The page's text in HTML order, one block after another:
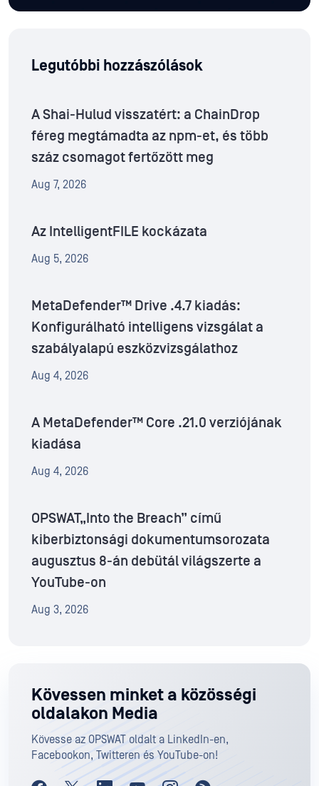
Legutóbbi hozzászólások
A Shai-Hulud visszatért: a ChainDrop
féreg megtámadta az npm-et, és több
száz csomagot fertőzött meg
Aug 7, 2026
Az IntelligentFILE kockázata
Aug 5, 2026
MetaDefender™ Drive .4.7 kiadás:
Konfigurálható intelligens vizsgálat a
szabályalapú eszközvizsgálathoz
Aug 4, 2026
A MetaDefender™ Core .21.0 verziójának
kiadása
Aug 4, 2026
OPSWAT„Into the Breach” című
kiberbiztonsági dokumentumsorozata
augusztus 8-án debütál világszerte a
YouTube-on
Aug 3, 2026
Kövessen minket a közösségi
oldalakon Media
Kövesse az OPSWAT oldalt a LinkedIn-en,
Facebookon, Twitteren és YouTube-on!